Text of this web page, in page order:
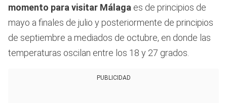
momento para visitar Málaga es de principios de
mayo a finales de julio y posteriormente de principios
de septiembre a mediados de octubre, en donde las
temperaturas oscilan entre los 18 y 27 grados.
PUBLICIDAD